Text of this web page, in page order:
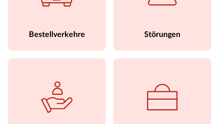
Bestellverkehre Störungen